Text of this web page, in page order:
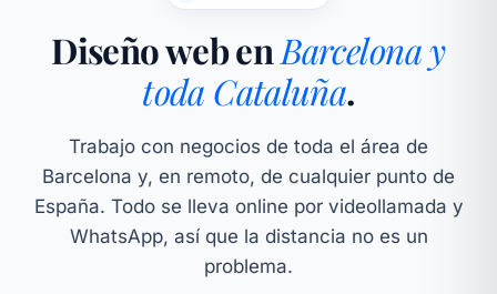
Diseño web enBarcelona y
toda Cataluña.
Trabajo con negocios de toda el área de
Barcelona y, en remoto, de cualquier punto de
España. Todo se lleva online por videollamada y
WhatsApp, así que la distancia no es un
problema.